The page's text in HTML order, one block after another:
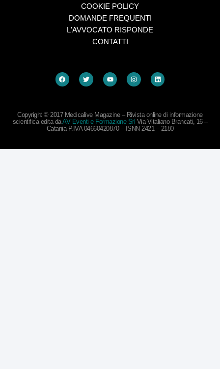
COOKIE POLICY
DOMANDE FREQUENTI
L'AVVOCATO RISPONDE
CONTATTI
Copyright © 2017 Medicalive Magazine – Rivista online di informazione
scientifica edita daAV Eventi e Formazione Srl Via Vitaliano Brancati, 16 –
Catania P.IVA 04660420870 – ISNN 2421 – 2180